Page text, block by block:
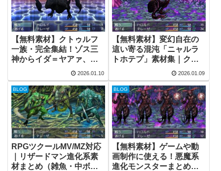
【無料素材】クトゥルフ
一族・完全集結！ゾス三
神からイダ＝ヤアァ、イ
ンスマス面まで網羅｜
RPGツクール・TRPG対
応
2026.01.10
【無料素材】変幻自在の
這い寄る混沌「ニャルラ
トホテプ」素材集｜クト
ゥルフ神話の演出に
2026.01.09
BLOG
RPGツクールMV/MZ対応
｜リザードマン進化系素
材まとめ（雑魚・中ボ
BLOG
【無料素材】ゲームや動
画制作に使える！悪魔系
進化モンスターまとめ｜